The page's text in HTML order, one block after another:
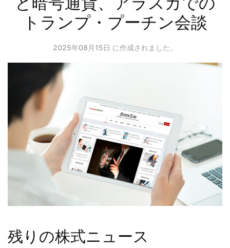
トランプ・プーチン会談
2025年08月15日 に作成されました。
残りの株式ニュース